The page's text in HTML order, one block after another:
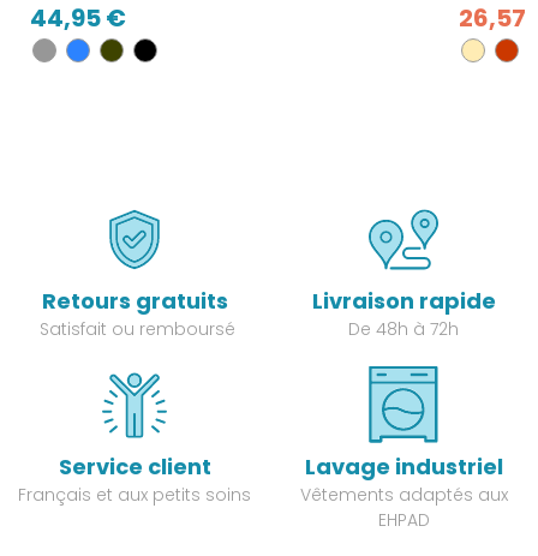
44,95 € 26,57
Retours gratuits
Satisfait ou remboursé
Livraison rapide
De 48h à 72h
Service client
Français et aux petits soins
Lavage industriel
Vêtements adaptés aux
EHPAD